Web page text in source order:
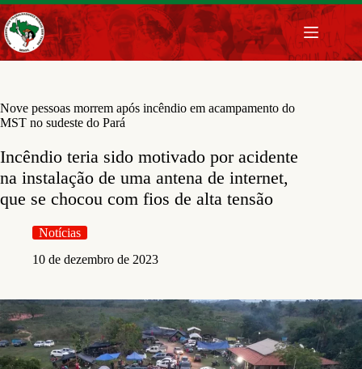
Pular
para
o
conteúdo
Nove pessoas morrem após incêndio em acampamento do
MST no sudeste do Pará
Incêndio teria sido motivado por acidente
na instalação de uma antena de internet,
que se chocou com fios de alta tensão
Notícias
10 de dezembro de 2023